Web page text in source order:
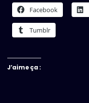
Facebook
Tumblr
J’aime ça :